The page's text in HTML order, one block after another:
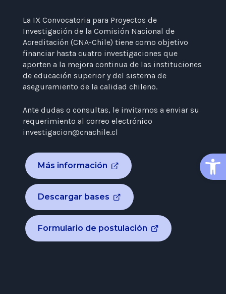
La IX Convocatoria para Proyectos de
Investigación de la Comisión Nacional de
Acreditación (CNA-Chile) tiene como objetivo
financiar hasta cuatro investigaciones que
aporten a la mejora continua de las instituciones
de educación superior y del sistema de
aseguramiento de la calidad chileno.
Ante dudas o consultas, le invitamos a enviar su
requerimiento al correo electrónico
investigacion@cnachile.cl
Más información
Descargar bases
Formulario de postulación